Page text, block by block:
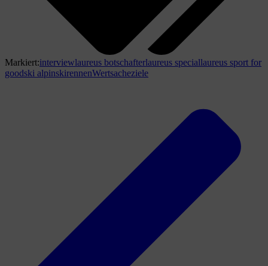
Markiert:interviewlaureus botschafterlaureus speciallaureus sport for
goodski alpinskirennenWertsacheziele